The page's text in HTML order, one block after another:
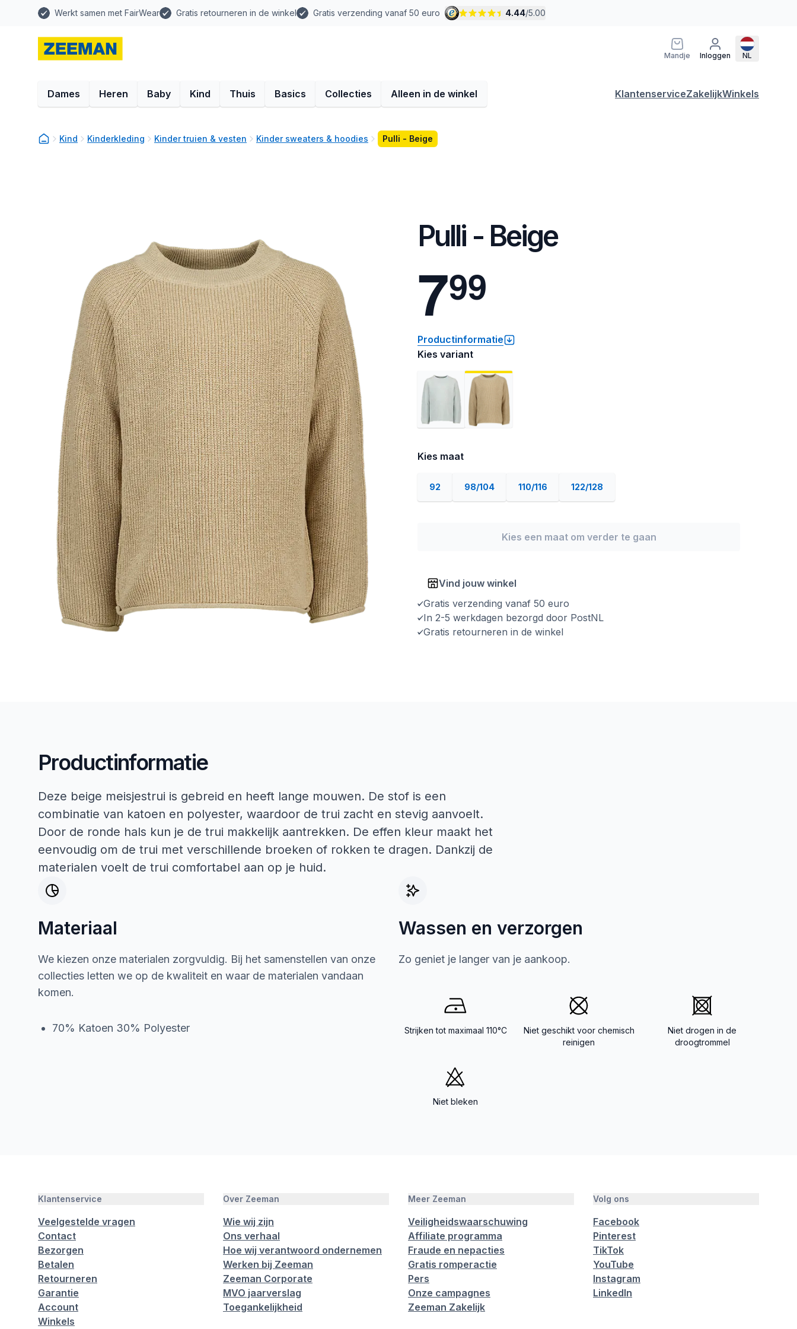
Werkt samen met FairWear Gratis retourneren in de winkel Gratis verzending vanaf 50 euro 4.44/5.00
Mandje Inloggen NL
Dames Heren Baby Kind Thuis Basics Collecties Alleen in de winkel KlantenserviceZakelijkWinkels
Kind Kinderkleding Kinder truien & vesten Kinder sweaters & hoodies Pulli - Beige
Pulli - Beige
799
Productinformatie
Kies variant
Kies maat
92 98/104 110/116 122/128
Kies een maat om verder te gaan
Vind jouw winkel
Gratis verzending vanaf 50 euro
In 2-5 werkdagen bezorgd door PostNL
Gratis retourneren in de winkel
Productinformatie
Deze beige meisjestrui is gebreid en heeft lange mouwen. De stof is een
combinatie van katoen en polyester, waardoor de trui zacht en stevig aanvoelt.
Door de ronde hals kun je de trui makkelijk aantrekken. De effen kleur maakt het
eenvoudig om de trui met verschillende broeken of rokken te dragen. Dankzij de
materialen voelt de trui comfortabel aan op je huid.
Materiaal
We kiezen onze materialen zorgvuldig. Bij het samenstellen van onze
collecties letten we op de kwaliteit en waar de materialen vandaan
komen.
70% Katoen 30% Polyester
Wassen en verzorgen
Zo geniet je langer van je aankoop.
Strijken tot maximaal 110°C
Niet geschikt voor chemisch
reinigen
Niet drogen in de
droogtrommel
Niet bleken
Klantenservice
Veelgestelde vragen
Contact
Bezorgen
Betalen
Retourneren
Garantie
Account
Winkels
Over Zeeman
Wie wij zijn
Ons verhaal
Hoe wij verantwoord ondernemen
Werken bij Zeeman
Zeeman Corporate
MVO jaarverslag
Toegankelijkheid
Meer Zeeman
Veiligheidswaarschuwing
Affiliate programma
Fraude en nepacties
Gratis romperactie
Pers
Onze campagnes
Zeeman Zakelijk
Volg ons
Facebook
Pinterest
TikTok
YouTube
Instagram
LinkedIn